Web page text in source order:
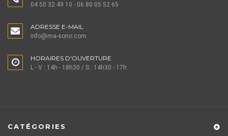
04 50 32 49 10 - 06 80 05 52 65
ADRESSE E-MAIL
info@ma-sono.com
HORAIRES D'OUVERTURE
L - V : 14h - 18h30 / S : 14h30 - 17h
CATÉGORIES